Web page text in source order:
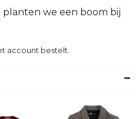
we een boom bij
account bestelt.